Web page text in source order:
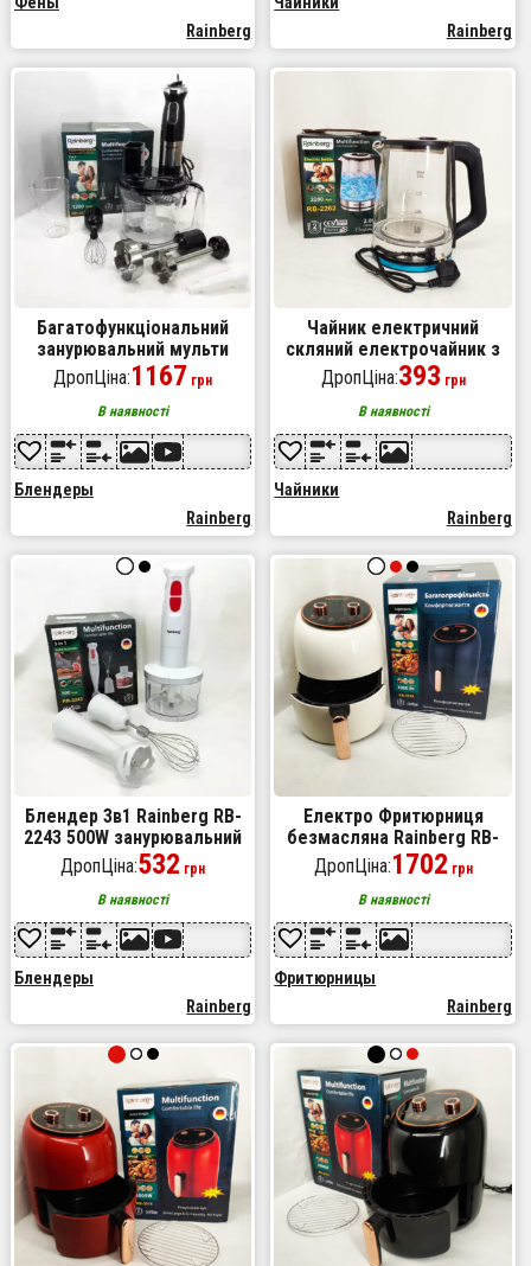
Rainberg
Rainberg
Багатофункціональний
занурювальний мульти
блендер 4в1 Rainberg RB-
2238 подрібнювач 1200 Вт,
потужний
ДропЦіна:1167 грн
В наявності
Блендеры
Rainberg
Чайник електричний
скляний електрочайник з
LED підсвічуванням
Rainberg RB-2262 2л 2200Вт
ДропЦіна:393 грн
В наявності
Чайники
Rainberg
Блендер 3в1 Rainberg RB-
2243 500W занурювальний
блендер подрібнювач для
молочних коктейлів. Колір:
білий
ДропЦіна:532 грн
В наявності
Блендеры
Rainberg
Електро Фритюрниця
безмасляна Rainberg RB-
2318 3800 Вт з знімним
кошиком 8.5л до 30 хв
White
ДропЦіна:1702 грн
В наявності
Фритюрницы
Rainberg